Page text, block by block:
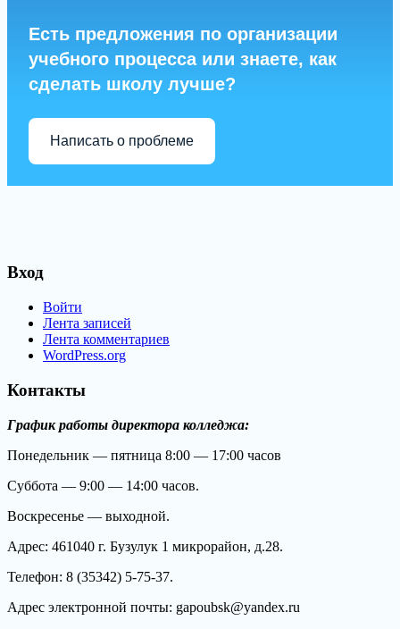
Есть предложения по организации
учебного процесса или знаете, как
сделать школу лучше?
Написать о проблеме
Вход
Войти
Лента записей
Лента комментариев
WordPress.org
Контакты
График работы директора колледжа:
Понедельник — пятница 8:00 — 17:00 часов
Суббота — 9:00 — 14:00 часов.
Воскресенье — выходной.
Адрес: 461040 г. Бузулук 1 микрорайон, д.28.
Телефон: 8 (35342) 5-75-37.
Адрес электронной почты: gapoubsk@yandex.ru